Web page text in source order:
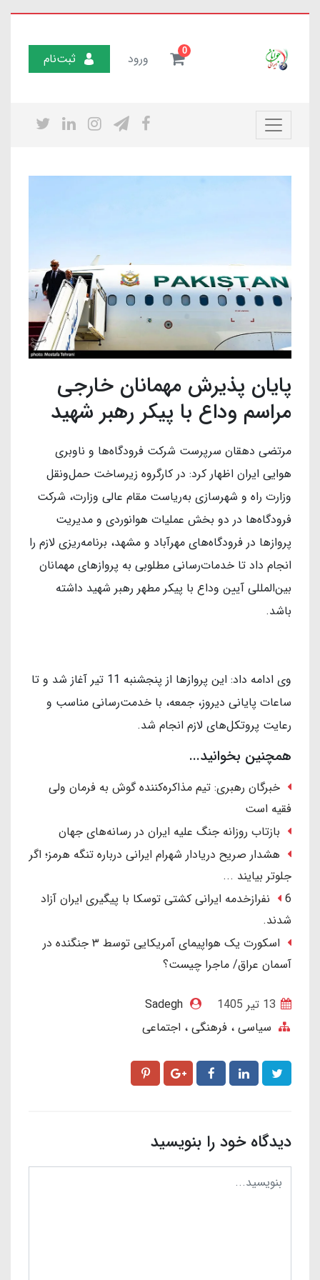
0 ورود ثبت‌نام
پایان پذیرش مهمانان خارجی
مراسم وداع با پیکر رهبر شهید
مرتضی دهقان سرپرست شرکت فرودگاه‌ها و ناوبری
هوایی ایران اظهار کرد:‌ در کارگروه زیرساخت‌ حمل‌ونقل
وزارت راه و شهرسازی به‌ریاست مقام عالی وزارت، شرکت
فرودگاه‌ها در دو بخش عملیات هوانوردی و مدیریت
پروازها در فرودگاه‌های مهرآباد و مشهد، برنامه‌ریزی لازم را
انجام داد تا خدمات‌رسانی مطلوبی به پروازهای مهمانان
بین‌المللی آیین وداع با پیکر مطهر رهبر شهید داشته
باشد.
وی ادامه داد: این پروازها از پنجشنبه 11 تیر آغاز شد و تا
ساعات پایانی دیروز، جمعه، با خدمت‌رسانی مناسب و
رعایت پروتکل‌های لازم انجام شد.
همچنین بخوانید...
خبرگان رهبری: تیم مذاکره‌کننده گوش به فرمان ولی
فقیه است
بازتاب روزانه جنگ علیه ایران در رسانه‌های جهان
هشدار صریح دریادار شهرام ایرانی درباره تنگه هرمز؛ اگر
جلوتر بیایند ...
6 نفرازخدمه ایرانی کشتی توسکا با پیگیری ایران آزاد
شدند.
اسکورت یک هواپیمای آمریکایی توسط ۳ جنگنده در
آسمان عراق/ ماجرا چیست؟
Sadegh
سیاسی ، فرهنگی ، اجتماعی
دیدگاه خود را بنویسید